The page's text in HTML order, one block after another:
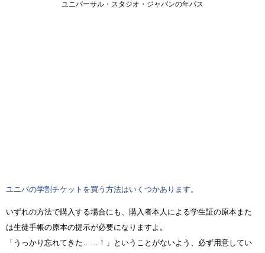
ユニバーサル・スタジオ・ジャパンの年パス
ユニバの学割チケットを買う方法はいくつかあります。
いずれの方法で購入する場合にも、購入者本人による学生証の原本また
は生徒手帳の原本の提示が必要になりますよ。
「うっかり忘れてきた……！」ということがないよう、必ず用意してい